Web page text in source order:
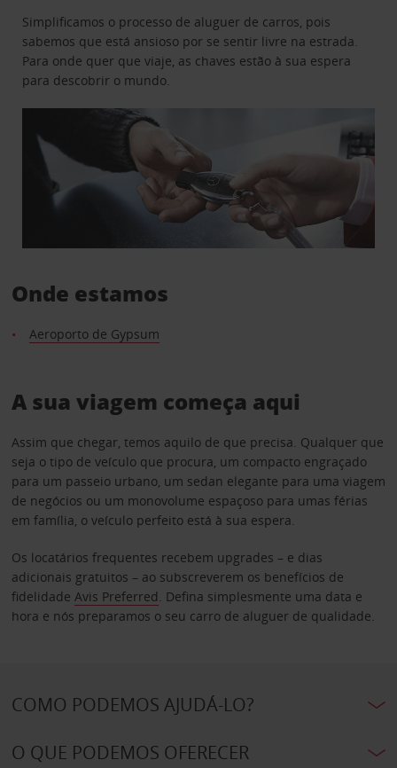
Simplificamos o processo de aluguer de carros, pois
sabemos que está ansioso por se sentir livre na estrada.
Para onde quer que viaje, as chaves estão à sua espera
para descobrir o mundo.
Onde estamos
Aeroporto de Gypsum
A sua viagem começa aqui
Assim que chegar, temos aquilo de que precisa. Qualquer que
seja o tipo de veículo que procura, um compacto engraçado
para um passeio urbano, um sedan elegante para uma viagem
de negócios ou um monovolume espaçoso para umas férias
em família, o veículo perfeito está à sua espera.
Os locatários frequentes recebem upgrades – e dias
adicionais gratuitos – ao subscreverem os benefícios de
fidelidade Avis Preferred. Defina simplesmente uma data e
hora e nós preparamos o seu carro de aluguer de qualidade.
COMO PODEMOS AJUDÁ-LO?
O QUE PODEMOS OFERECER